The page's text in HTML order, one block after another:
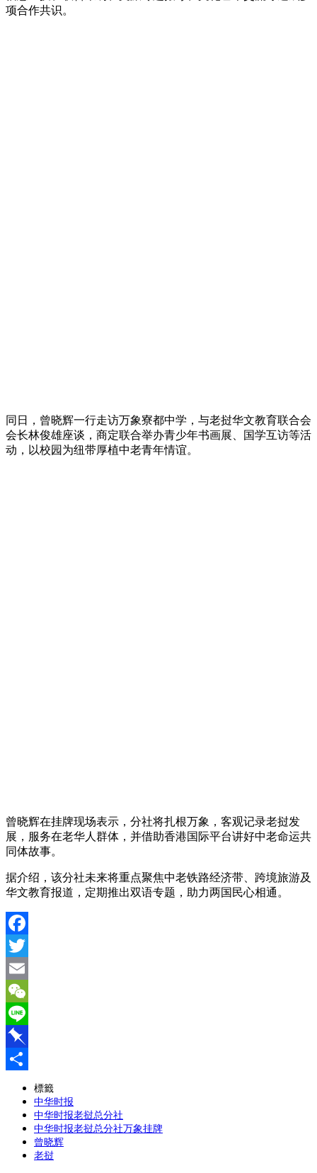
项合作共识。
同日，曾晓辉一行走访万象寮都中学，与老挝华文教育联合会
会长林俊雄座谈，商定联合举办青少年书画展、国学互访等活
动，以校园为纽带厚植中老青年情谊。
曾晓辉在挂牌现场表示，分社将扎根万象，客观记录老挝发
展，服务在老华人群体，并借助香港国际平台讲好中老命运共
同体故事。
据介绍，该分社未来将重点聚焦中老铁路经济带、跨境旅游及
华文教育报道，定期推出双语专题，助力两国民心相通。
Facebook
Twitter
Email
WeChat
Line
Pinboard
標籤
中华时报
中华时报老挝总分社
中华时报老挝总分社万象挂牌
曾晓辉
老挝